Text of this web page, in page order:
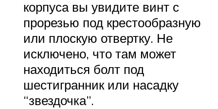
корпуса вы увидите винт с
прорезью под крестообразную
или плоскую отвертку. Не
исключено, что там может
находиться болт под
шестигранник или насадку
“звездочка”.